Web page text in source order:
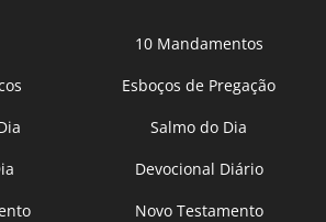
10 Mandamentos
Esboços de Pregação
Salmo do Dia
Devocional Diário
Novo Testamento